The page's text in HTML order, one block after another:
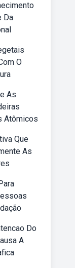
Da
O
As
Atômicos
Que
As
Do
A